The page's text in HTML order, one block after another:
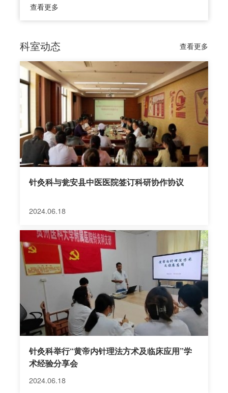
生20人（主任医师3人（含全国人老中医1人）、副主
在读博士3人、硕士14人、学士1人；硕士研究生导师
士2人）。 目前有全国名老中医工作室1个，门诊有特
色诊疗室5间、治疗床位20余张。病区编制床位20
张，开放床位30张。 科室开展传统针刺、各种灸法
（艾条温和灸、灸盒灸、温针灸、督脉灸……）、拔
罐、穴位注射、穴位埋线、放血疗法、穴位贴敷、三
伏灸（贴）、三九灸（贴）、中药塌渍、中药熏洗、
火针、耳针、刮痧、耳针、推拿按摩（含小儿推拿）
查看更多
科室动态 查看更多
针灸科与瓮安县中医医院签订科研协作协议
2024.06.18
针灸科举行“黄帝内针理法方术及临床应用”学
术经验分享会
2024.06.18